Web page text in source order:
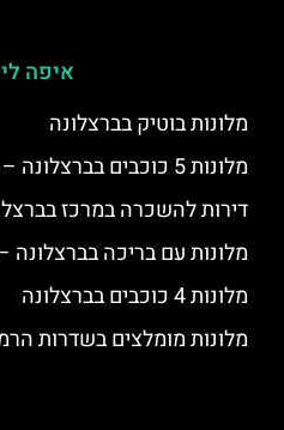
איפה
מלונות בוטיק בברצלונה
מלונות 5 כוכבים בברצלונה – בתי מלון יוקרתיים
דירות להשכרה במרכז
מלונות עם בריכה
מלונות 4 כוכבים בברצלונה
מלונות מומלצים בשדרות